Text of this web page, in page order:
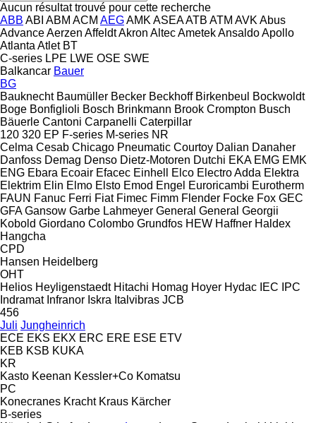
Aucun résultat trouvé pour cette recherche
ABB ABI ABM ACM AEGAMK ASEAATB ATM AVK Abus
AdvanceAerzen AffeldtAkron AltecAmetekAnsaldoApollo
Atlanta Atlet BT
C-series LPE LWE OSE SWE
Balkancar Bauer
BG
Bauknecht Baumüller Becker Beckhoff Birkenbeul
Bockwoldt
Boge Bonfiglioli Bosch Brinkmann Brook Crompton Busch
Bäuerle Cantoni Carpanelli Caterpillar
120 320 EP F-series M-series NR
Celma Cesab Chicago Pneumatic Courtoy Dalian Danaher
Danfoss Demag Denso Dietz-Motoren Dutchi EKA EMG EMK
ENG Ebara Ecoair Efacec Einhell Elco Electro Adda Elektra
Elektrim Elin Elmo Elsto Emod Engel Euroricambi Eurotherm
FAUN Fanuc Ferri Fiat Fimec Fimm Flender Focke Fox GEC
GFA Gansow Garbe Lahmeyer General General Georgii
Kobold Giordano Colombo Grundfos HEW Haffner Haldex
Hangcha
CPD
Hansen Heidelberg
OHT
Helios Heyligenstaedt Hitachi Homag Hoyer Hydac IEC
IPC
Indramat Infranor Iskra Italvibras JCB
456
Juli Jungheinrich
ECE EKS EKX ERC ERE ESE ETV
KEB KSB KUKA
KR
Kasto Keenan Kessler+Co Komatsu
PC
Konecranes Kracht Kraus Kärcher
B-series